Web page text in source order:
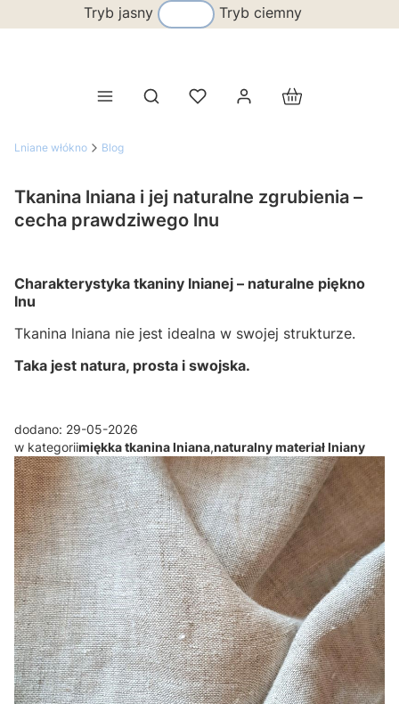
Tryb jasny Tryb ciemny
Otwórz wyszukiwarkę Produkty w
Lniane włókno Blog
Tkanina lniana i jej naturalne zgrubienia –
cecha prawdziwego lnu
Charakterystyka tkaniny lnianej – naturalne piękno
lnu
Tkanina lniana nie jest idealna w swojej strukturze.
Taka jest natura, prosta i swojska.
dodano: 29-05-2026
w kategoriimiękka tkanina lniana,naturalny materiał lniany